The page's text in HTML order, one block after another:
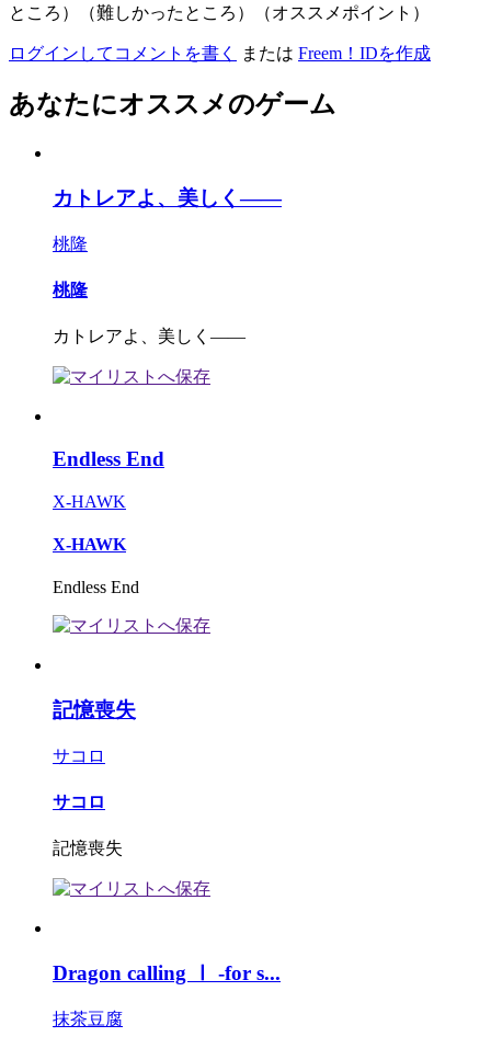
ところ）（難しかったところ）（オススメポイント）
ログインしてコメントを書く または Freem！IDを作成
あなたにオススメのゲーム
カトレアよ、美しく――
桃隆
桃隆
カトレアよ、美しく――
Endless End
X-HAWK
X-HAWK
Endless End
記憶喪失
サコロ
サコロ
記憶喪失
Dragon calling Ⅰ -for s...
抹茶豆腐